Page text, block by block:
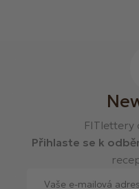
FITlettery
Přihlaste se k